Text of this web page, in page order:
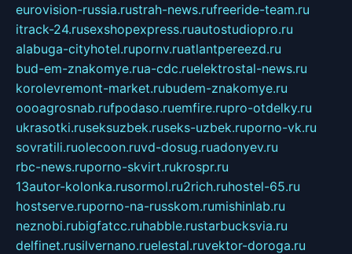
eurovision-russia.rustrah-news.rufreeride-team.ru
itrack-24.rusexshopexpress.ruautostudiopro.ru
alabuga-cityhotel.rupornv.ruatlantpereezd.ru
bud-em-znakomye.rua-cdc.ruelektrostal-news.ru
korolevremont-market.rubudem-znakomye.ru
oooagrosnab.rufpodaso.ruemfire.rupro-otdelky.ru
ukrasotki.ruseksuzbek.ruseks-uzbek.ruporno-vk.ru
sovratili.ruolecoon.ruvd-dosug.ruadonyev.ru
rbc-news.ruporno-skvirt.rukrospr.ru
13autor-kolonka.rusormol.ru2rich.ruhostel-65.ru
hostserve.ruporno-na-russkom.rumishinlab.ru
neznobi.rubigfatcc.ruhabble.rustarbucksvia.ru
delfinet.rusilvernano.ruelestal.ruvektor-doroga.ru